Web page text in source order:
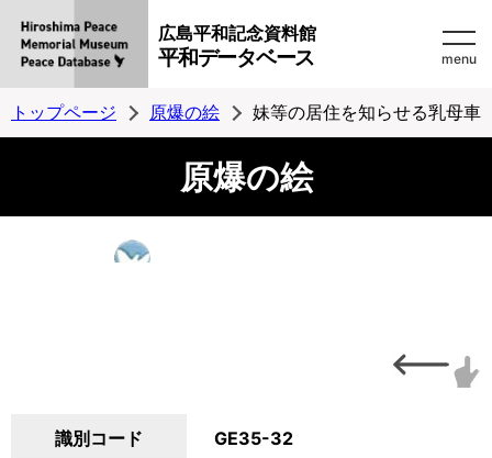
広島平和記念資料館
平和データベース menu
トップページ 原爆の絵 妹等の居住を知らせる乳母車
原爆の絵
識別コード GE35-32